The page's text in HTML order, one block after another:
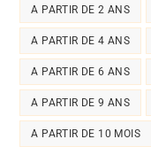
A PARTIR DE 2 ANS
A PARTIR DE 4 ANS
A PARTIR DE 6 ANS
A PARTIR DE 9 ANS
A PARTIR DE 10 MOIS